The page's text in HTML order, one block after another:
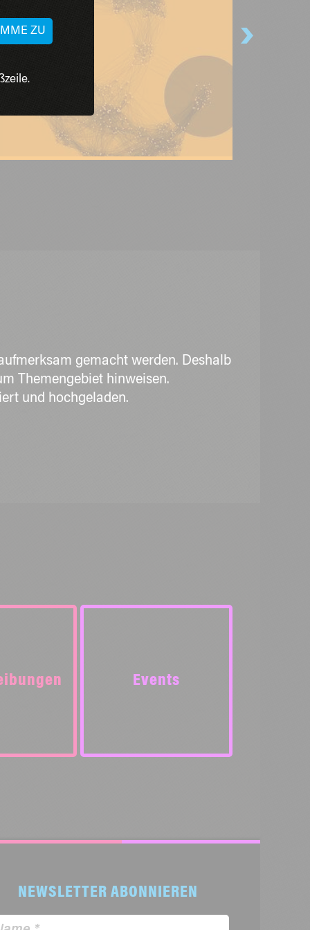
gemacht werden. Deshalb
Themengebiet hinweisen.
und hochgeladen.
Events
NEWSLETTER ABONNIEREN
ZU